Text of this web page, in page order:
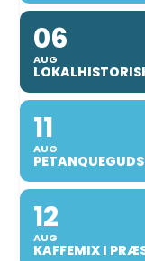
06
AUG
11
AUG
12
AUG
KAFFEMIX I